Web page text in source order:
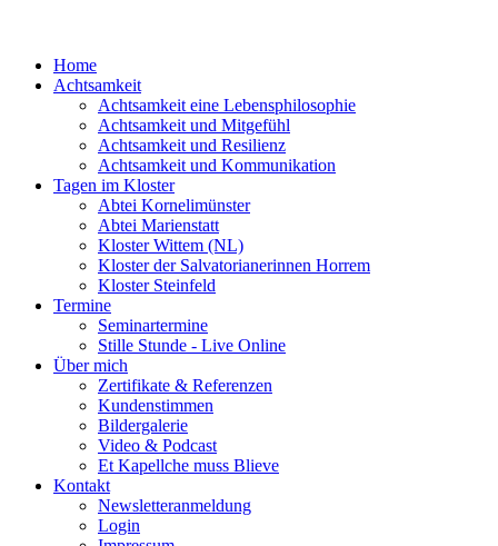
Home
Achtsamkeit
Achtsamkeit eine Lebensphilosophie
Achtsamkeit und Mitgefühl
Achtsamkeit und Resilienz
Achtsamkeit und Kommunikation
Tagen im Kloster
Abtei Kornelimünster
Abtei Marienstatt
Kloster Wittem (NL)
Kloster der Salvatorianerinnen Horrem
Kloster Steinfeld
Termine
Seminartermine
Stille Stunde - Live Online
Über mich
Zertifikate & Referenzen
Kundenstimmen
Bildergalerie
Video & Podcast
Et Kapellche muss Blieve
Kontakt
Newsletteranmeldung
Login